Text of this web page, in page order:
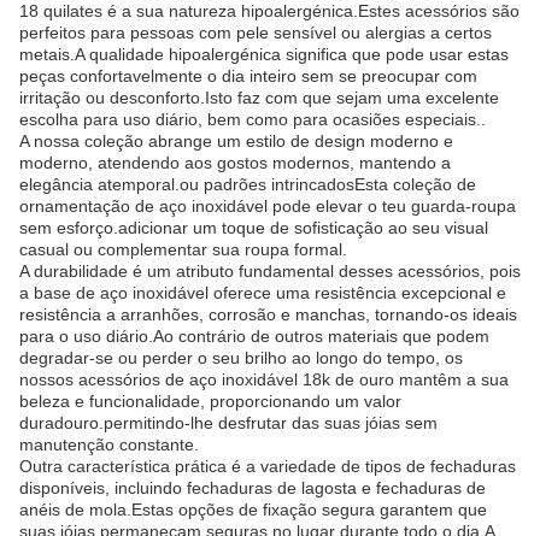
18 quilates é a sua natureza hipoalergénica.Estes acessórios são
perfeitos para pessoas com pele sensível ou alergias a certos
metais.A qualidade hipoalergénica significa que pode usar estas
peças confortavelmente o dia inteiro sem se preocupar com
irritação ou desconforto.Isto faz com que sejam uma excelente
escolha para uso diário, bem como para ocasiões especiais..
A nossa coleção abrange um estilo de design moderno e
moderno, atendendo aos gostos modernos, mantendo a
elegância atemporal.ou padrões intrincadosEsta coleção de
ornamentação de aço inoxidável pode elevar o teu guarda-roupa
sem esforço.adicionar um toque de sofisticação ao seu visual
casual ou complementar sua roupa formal.
A durabilidade é um atributo fundamental desses acessórios, pois
a base de aço inoxidável oferece uma resistência excepcional e
resistência a arranhões, corrosão e manchas, tornando-os ideais
para o uso diário.Ao contrário de outros materiais que podem
degradar-se ou perder o seu brilho ao longo do tempo, os
nossos acessórios de aço inoxidável 18k de ouro mantêm a sua
beleza e funcionalidade, proporcionando um valor
duradouro.permitindo-lhe desfrutar das suas jóias sem
manutenção constante.
Outra característica prática é a variedade de tipos de fechaduras
disponíveis, incluindo fechaduras de lagosta e fechaduras de
anéis de mola.Estas opções de fixação segura garantem que
suas jóias permaneçam seguras no lugar durante todo o dia.A